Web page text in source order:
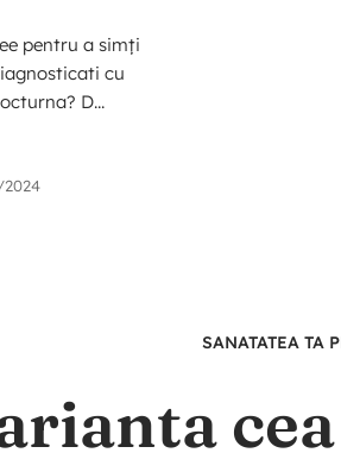
pentru a simți
cu
D...
2024
SANATATEA TA